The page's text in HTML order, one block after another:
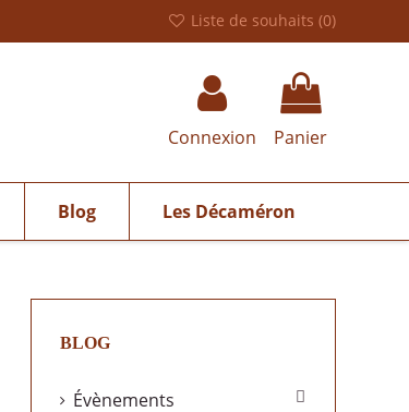
Liste de souhaits (0)
Connexion Panier
Blog Les Décaméron
BLOG
Évènements 